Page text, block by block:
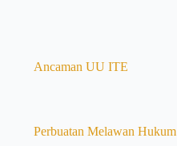
Ancaman UU ITE
Perbuatan Melawan Hukum